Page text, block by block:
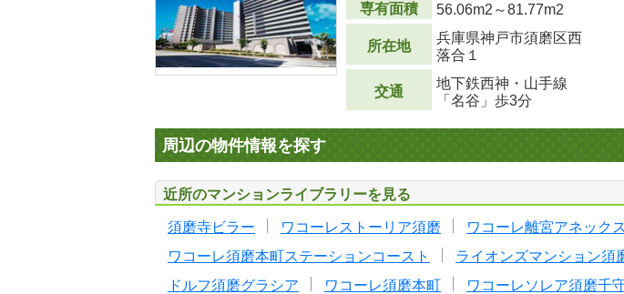
専有面積
56.06m2 ～81.77m2
所在地
兵庫県神戸市須磨区西
落合１
交通
地下鉄西神・山手線
「名谷」歩3分
周辺の物件情報を探す
近所のマンションライブラリーを見る
須磨寺ビラー ワコーレストーリア須磨 ワコーレ離宮アネックス
ワコーレ須磨本町ステーションコースト
ライオンズマンション須
ドルフ須磨グラシア
ワコーレ須磨本町 ワコーレソレア須磨千